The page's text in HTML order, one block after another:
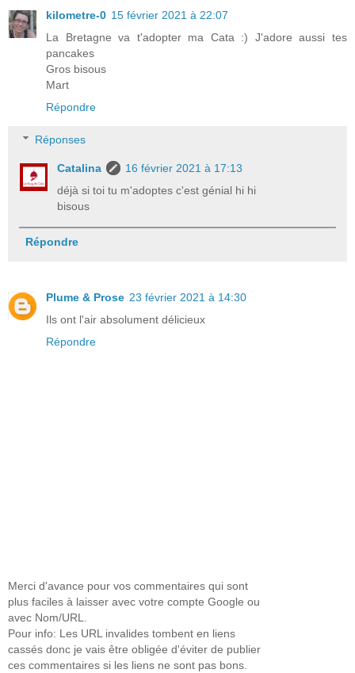
kilometre-0 15 février 2021 à 22:07
La Bretagne va t'adopter ma Cata :) J'adore aussi tes
pancakes
Gros bisous
Mart
Répondre
Réponses
Catalina
16 février 2021 à 17:13
déjà si toi tu m'adoptes c'est génial hi hi
bisous
Répondre
Plume & Prose 23 février 2021 à 14:30
Ils ont l'air absolument délicieux
Répondre
Merci d'avance pour vos commentaires qui sont
plus faciles à laisser avec votre compte Google ou
avec Nom/URL.
Pour info: Les URL invalides tombent en liens
cassés donc je vais être obligée d'éviter de publier
ces commentaires si les liens ne sont pas bons.